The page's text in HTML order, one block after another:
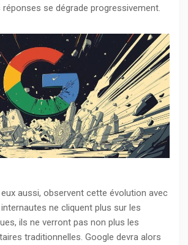
réponses se dégrade progressivement.
aussi, observent cette évolution avec
ne cliquent plus sur les
ils ne verront pas non plus les
traditionnelles. Google devra alors